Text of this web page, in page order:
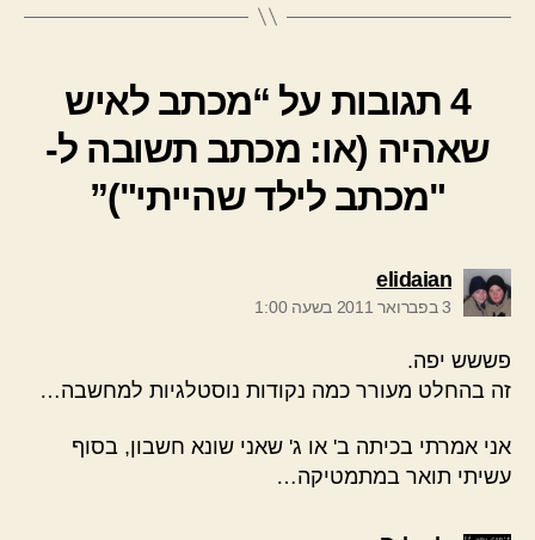
4 תגובות על “מכתב לאיש
שאהיה (או: מכתב תשובה ל-
"מכתב לילד שהייתי")”
elidaianאומר:
3 בפברואר 2011 בשעה 1:00
פששש יפה.
זה בהחלט מעורר כמה נקודות נוסטלגיות למחשבה…
אני אמרתי בכיתה ב' או ג' שאני שונא חשבון, בסוף
עשיתי תואר במתמטיקה…